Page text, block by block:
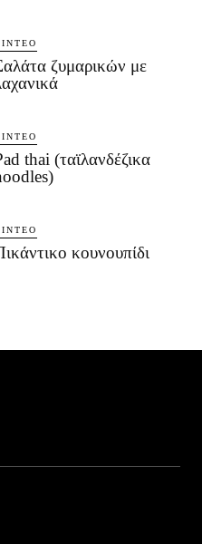
ζυμαρικών με
thai (ταϊλανδέζικα
κουνουπίδι